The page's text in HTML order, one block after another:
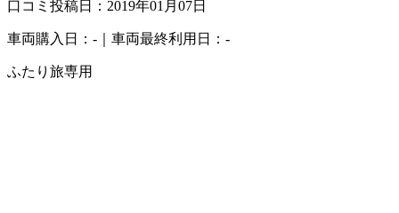
口コミ投稿日：2019年01月07日
車両購入日：-｜車両最終利用日：-
ふたり旅専用